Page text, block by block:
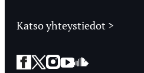
Katso yhteystiedot >
Facebook
Twitter
Instagram
YouTube
SoundCloud